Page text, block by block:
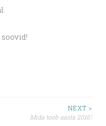
NEXT >
Mida toob aasta 2016?